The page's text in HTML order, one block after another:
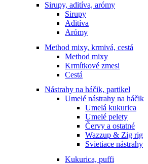
Sirupy, aditíva, arómy
Sirupy
Aditíva
Arómy
Method mixy, krmivá, cestá
Method mixy
Krmítkové zmesi
Cestá
Nástrahy na háčik, partikel
Umelé nástrahy na háčik
Umelá kukurica
Umelé pelety
Červy a ostatné
Wazzup & Zig rig
Svietiace nástrahy
Kukurica, puffi